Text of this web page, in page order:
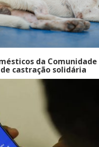
da Comunidade
castração solidária